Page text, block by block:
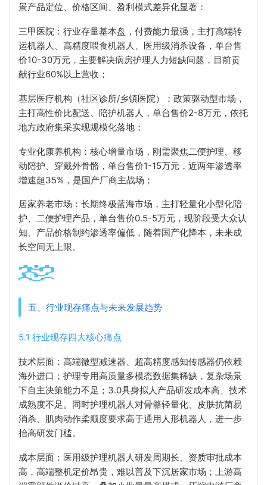
景产品定位、价格区间、盈利模式差异化显著：
三甲医院：行业存量基本盘，付费能力最强，主打高端转
运机器人、高精度喂食机器人、医用级消杀设备，单台售
价10-30万元，主要解决病房护理人力短缺问题，目前贡
献行业60%以上营收；
基层医疗机构（社区诊所/乡镇医院）：政策驱动型市场，
主打高性价比配送、陪护机器人，单台售价2-8万元，依托
地方政府集采实现规模化落地；
专业化康养机构：核心增量市场，刚需聚焦二便护理、移
动陪护、穿戴外骨骼，单台售价1-15万元，近两年渗透率
增速超35%，是国产厂商主战场；
居家养老市场：长期终极蓝海市场，主打轻量化小型化陪
护、二便护理产品，单台售价0.5-5万元，现阶段受大众认
知、产品价格制约渗透率偏低，随着国产化降本，未来成
长空间无上限。
五、行业现存痛点与未来发展趋势
5.1 行业现存四大核心痛点
技术层面：高端微型减速器、超高精度感知传感器仍依赖
海外进口；护理专用高质量多模态数据集稀缺，复杂场景
下自主决策能力不足；3.0具身拟人产品研发成本高、技术
成熟度不足。同时护理机器人对骨骼轻量化、皮肤抗菌易
消杀、肌肉动作柔顺度要求高于通用人形机器人，进一步
抬高研发门槛。
成本层面：医用级护理机器人研发周期长、资质审批成本
高，高端整机定价昂贵，难以普及下沉居家市场；上游高